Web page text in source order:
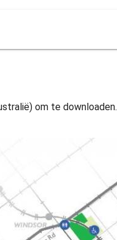
om te downloaden.